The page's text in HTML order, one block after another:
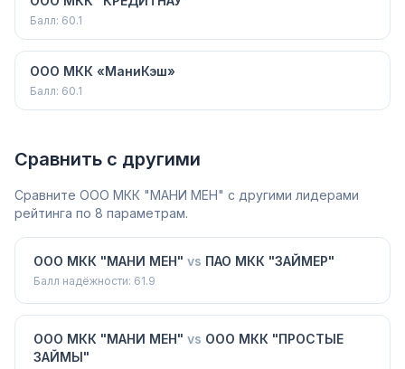
Балл: 60.1
ООО МКК «МаниКэш»
Балл: 60.1
Сравнить с другими
Сравните ООО МКК "МАНИ МЕН" с другими лидерами
рейтинга по 8 параметрам.
ООО МКК "МАНИ МЕН" vs ПАО МКК "ЗАЙМЕР"
Балл надёжности: 61.9
ООО МКК "МАНИ МЕН" vs ООО МКК "ПРОСТЫЕ
ЗАЙМЫ"